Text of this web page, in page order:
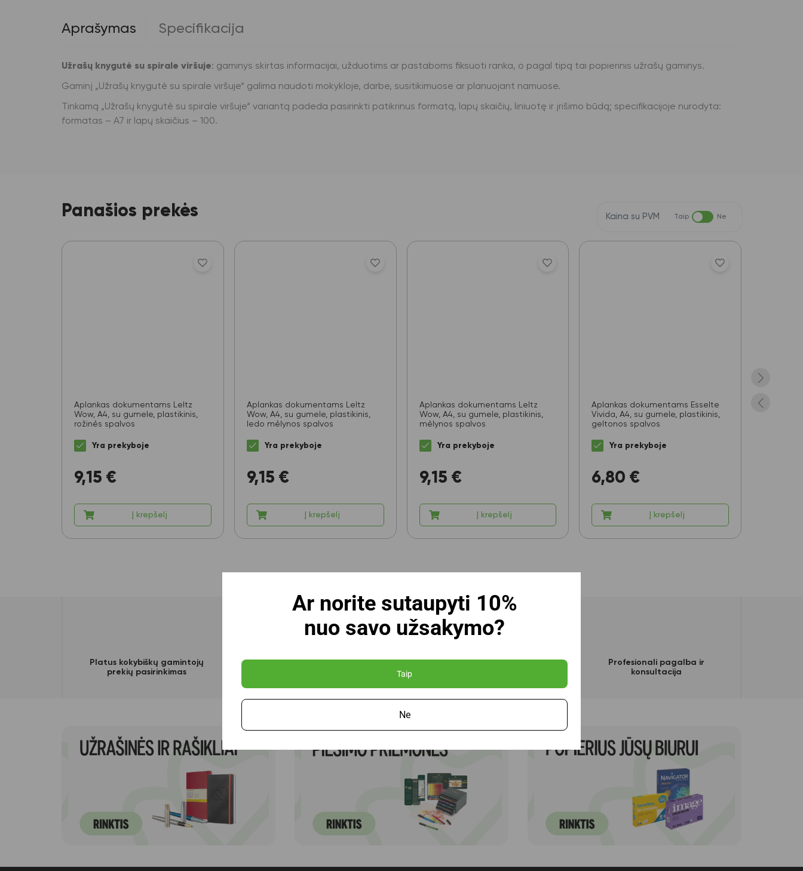
Aprašymas Specifikacija
Užrašų knygutė su spirale viršuje: gaminys skirtas informacijai, užduotims ar pastaboms fiksuoti ranka, o pagal tipą tai popierinis užrašų gaminys.
Gaminį „Užrašų knygutė su spirale viršuje“ galima naudoti mokykloje, darbe, susitikimuose ar planuojant namuose.
Tinkamą „Užrašų knygutė su spirale viršuje“ variantą padeda pasirinkti patikrinus formatą, lapų skaičių, liniuotę ir įrišimo būdą; specifikacijoje nurodyta:
formatas – A7 ir lapų skaičius – 100.
Panašios prekės Kaina su PVM Taip Ne
Aplankas dokumentams LeItz
Wow, A4, su gumele, plastikinis,
rožinės spalvos
Yra prekyboje
9,15 €
Į krepšelį
Aplankas dokumentams LeItz
Wow, A4, su gumele, plastikinis,
ledo mėlynos spalvos
Yra prekyboje
9,15 €
Į krepšelį
Aplankas dokumentams LeItz
Wow, A4, su gumele, plastikinis,
mėlynos spalvos
Yra prekyboje
9,15 €
Į krepšelį
Aplankas dokumentams Esselte
Vivida, A4, su gumele, plastikinis,
geltonos spalvos
Yra prekyboje
6,80 €
Į krepšelį
Platus kokybiškų gamintojų
prekių pasirinkimas
Profesionali pagalba ir
konsultacija
Ar norite sutaupyti 10%
nuo savo užsakymo?
Taip
Ne